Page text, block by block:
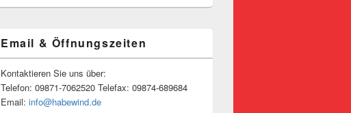
Email & Öffnungszeiten
Kontaktieren Sie uns über:
Telefon: 09871-7062520 Telefax: 09874-689684
Email: info@habewind.de